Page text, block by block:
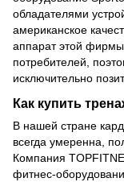
обладателями
американское
аппарат этой
потребителей,
исключительно
Как купить
В нашей стране
всегда умеренна,
Компания
фитнес-